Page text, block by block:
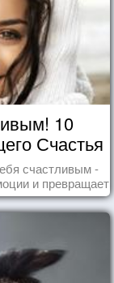
10
Счастья
счастливым -
и превращает